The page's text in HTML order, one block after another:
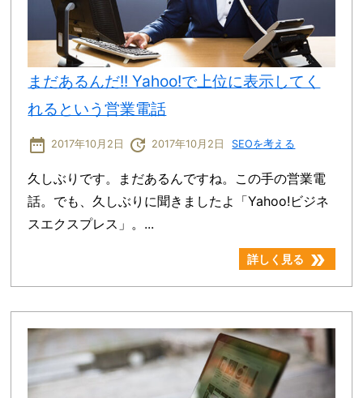
まだあるんだ!! Yahoo!で上位に表示してく
れるという営業電話
date_range 2017年10月2日 update 2017年10月2日 SEOを考える
久しぶりです。まだあるんですね。この手の営業電
話。でも、久しぶりに聞きましたよ「Yahoo!ビジネ
スエクスプレス」。...
詳しく見る double_arrow